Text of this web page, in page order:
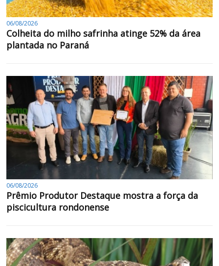
06/08/2026
Colheita do milho safrinha atinge 52% da área
plantada no Paraná
06/08/2026
Prêmio Produtor Destaque mostra a força da
piscicultura rondonense